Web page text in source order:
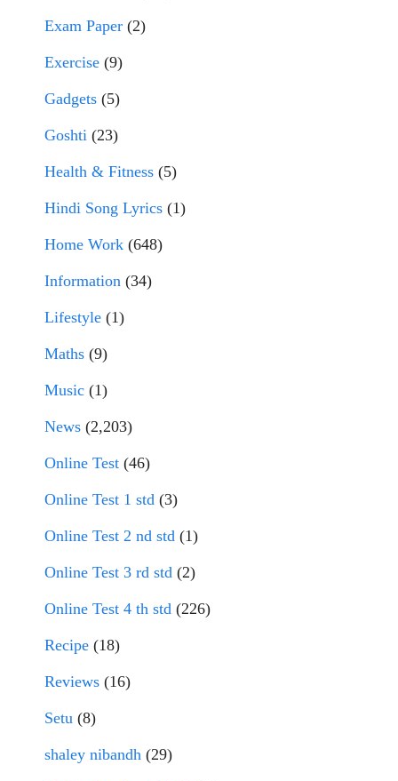
Exam Paper (2)
Exercise (9)
Gadgets (5)
Goshti (23)
Health & Fitness (5)
Hindi Song Lyrics (1)
Home Work (648)
Information (34)
Lifestyle (1)
Maths (9)
Music (1)
News (2,203)
Online Test (46)
Online Test 1 std (3)
Online Test 2 nd std (1)
Online Test 3 rd std (2)
Online Test 4 th std (226)
Recipe (18)
Reviews (16)
Setu (8)
shaley nibandh (29)